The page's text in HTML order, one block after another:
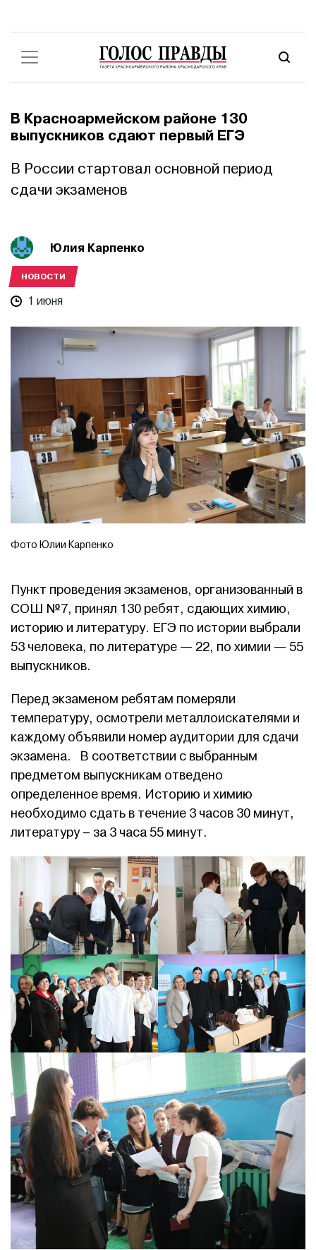
В Красноармейском районе 130
выпускников сдают первый ЕГЭ
В России стартовал основной период
сдачи экзаменов
Юлия Карпенко
НОВОСТИ
1 июня
Фото Юлии Карпенко
Пункт проведения экзаменов, организованный в
СОШ №7, принял 130 ребят, сдающих химию,
историю и литературу. ЕГЭ по истории выбрали
53 человека, по литературе — 22, по химии — 55
выпускников.
Перед экзаменом ребятам померяли
температуру, осмотрели металлоискателями и
каждому объявили номер аудитории для сдачи
экзамена. В соответствии с выбранным
предметом выпускникам отведено
определенное время. Историю и химию
необходимо сдать в течение 3 часов 30 минут,
литературу – за 3 часа 55 минут.